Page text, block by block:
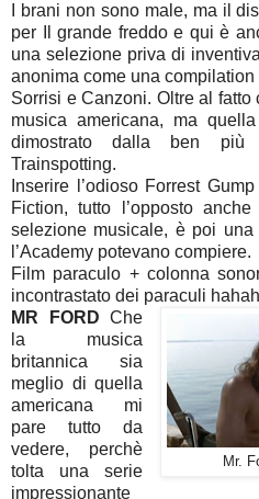
I brani non sono male, ma il
per Il grande freddo e qui è
una selezione priva di
anonima come una
Sorrisi e Canzoni. Oltre al
musica americana, ma
dimostrato dalla ben più
Trainspotting.
Inserire l’odioso Forrest
Fiction, tutto l’opposto
selezione musicale, è poi
l’Academy potevano compiere.
Film paraculo + colonna
incontrastato dei paraculi
Mr.
MR FORD Che
la musica
britannica sia
meglio di quella
americana mi
pare tutto da
vedere, perchè
tolta una serie
impressionante